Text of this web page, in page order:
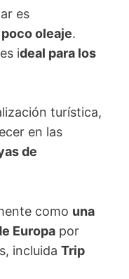
es
poco oleaje.
ideal para los
turística,
en las
de
como una
Europa por
incluida Trip